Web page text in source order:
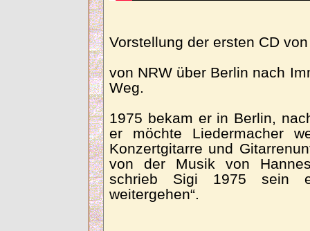
Vorstellung der ersten CD
von NRW über Berlin nach
Weg.
1975 bekam er in Berlin,
er möchte Liedermacher
Konzertgitarre und
von der Musik von
schrieb Sigi 1975 sein
weitergehen“.